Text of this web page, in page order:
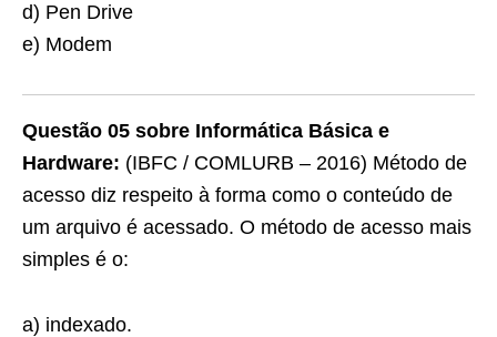
d) Pen Drive
e) Modem
Questão 05 sobre Informática Básica e
Hardware: (IBFC / COMLURB – 2016) Método de
acesso diz respeito à forma como o conteúdo de
um arquivo é acessado. O método de acesso mais
simples é o:
a) indexado.